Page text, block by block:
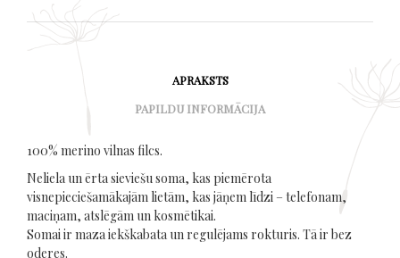
APRAKSTS
PAPILDU INFORMĀCIJA
100% merino vilnas filcs.
Neliela un ērta sieviešu soma, kas piemērota
visnepieciešamākajām lietām, kas jāņem līdzi – telefonam,
maciņam, atslēgām un kosmētikai.
Somai ir maza iekškabata un regulējams rokturis. Tā ir bez
oderes.